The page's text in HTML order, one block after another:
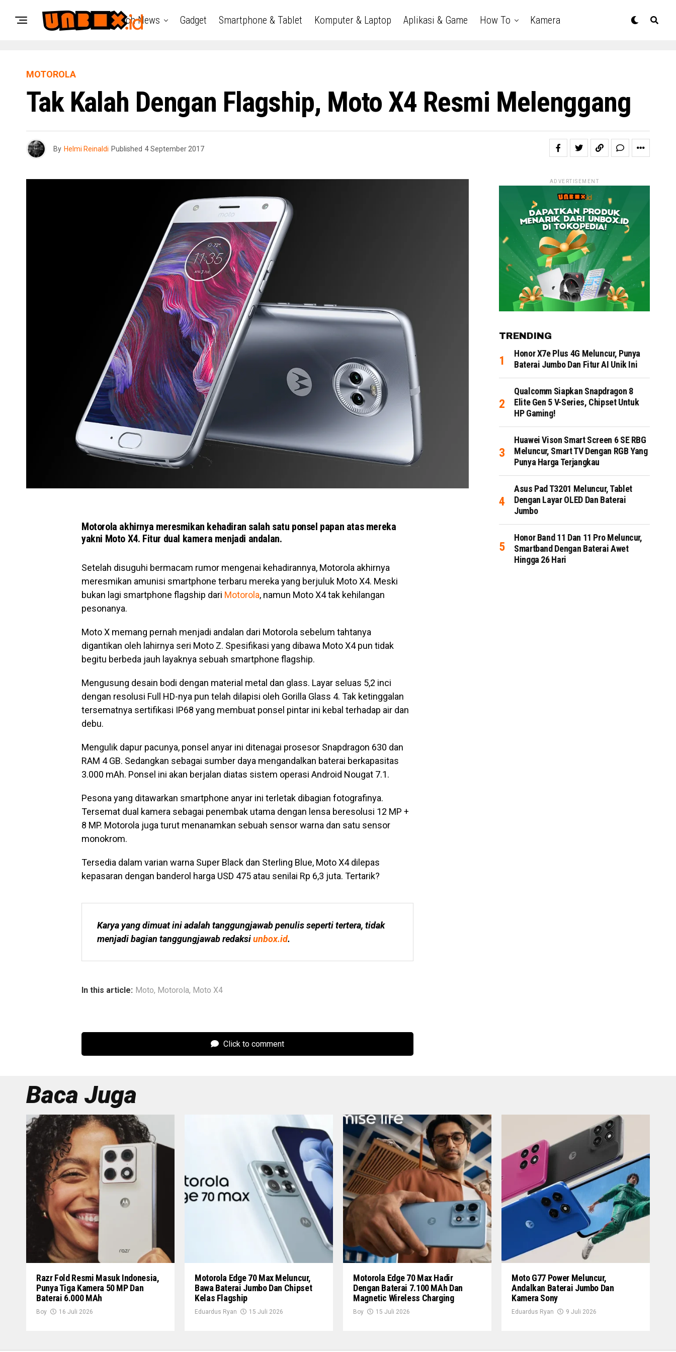
Tech News Gadget Smartphone & Tablet Komputer & Laptop Aplikasi & Game How To Kamera
MOTOROLA
Tak Kalah Dengan Flagship, Moto X4 Resmi Melenggang
By Helmi Reinaldi Published 4 September 2017
Motorola akhirnya meresmikan kehadiran salah satu ponsel papan atas mereka
yakni Moto X4. Fitur dual kamera menjadi andalan.
Setelah disuguhi bermacam rumor mengenai kehadirannya, Motorola akhirnya
meresmikan amunisi smartphone terbaru mereka yang berjuluk Moto X4. Meski
bukan lagi smartphone flagship dari Motorola, namun Moto X4 tak kehilangan
pesonanya.
Moto X memang pernah menjadi andalan dari Motorola sebelum tahtanya
digantikan oleh lahirnya seri Moto Z. Spesifikasi yang dibawa Moto X4 pun tidak
begitu berbeda jauh layaknya sebuah smartphone flagship.
Mengusung desain bodi dengan material metal dan glass. Layar seluas 5,2 inci
dengan resolusi Full HD-nya pun telah dilapisi oleh Gorilla Glass 4. Tak ketinggalan
tersematnya sertifikasi IP68 yang membuat ponsel pintar ini kebal terhadap air dan
debu.
Mengulik dapur pacunya, ponsel anyar ini ditenagai prosesor Snapdragon 630 dan
RAM 4 GB. Sedangkan sebagai sumber daya mengandalkan baterai berkapasitas
3.000 mAh. Ponsel ini akan berjalan diatas sistem operasi Android Nougat 7.1.
Pesona yang ditawarkan smartphone anyar ini terletak dibagian fotografinya.
Tersemat dual kamera sebagai penembak utama dengan lensa beresolusi 12 MP +
8 MP. Motorola juga turut menanamkan sebuah sensor warna dan satu sensor
monokrom.
Tersedia dalam varian warna Super Black dan Sterling Blue, Moto X4 dilepas
kepasaran dengan banderol harga USD 475 atau senilai Rp 6,3 juta. Tertarik?
Karya yang dimuat ini adalah tanggungjawab penulis seperti tertera, tidak
menjadi bagian tanggungjawab redaksi unbox.id.
In this article: Moto, Motorola, Moto X4
Click to comment
ADVERTISEMENT
TRENDING
Honor X7e Plus 4G Meluncur, Punya
Baterai Jumbo Dan Fitur AI Unik Ini
Qualcomm Siapkan Snapdragon 8
Elite Gen 5 V-Series, Chipset Untuk
HP Gaming!
Huawei Vison Smart Screen 6 SE RBG
Meluncur, Smart TV Dengan RGB Yang
Punya Harga Terjangkau
Asus Pad T3201 Meluncur, Tablet
Dengan Layar OLED Dan Baterai
Jumbo
Honor Band 11 Dan 11 Pro Meluncur,
Smartband Dengan Baterai Awet
Hingga 26 Hari
Baca Juga
Razr Fold Resmi Masuk Indonesia,
Punya Tiga Kamera 50 MP Dan
Baterai 6.000 MAh
Boy 16 Juli 2026
Motorola Edge 70 Max Meluncur,
Bawa Baterai Jumbo Dan Chipset
Kelas Flagship
Eduardus Ryan 15 Juli 2026
Motorola Edge 70 Max Hadir
Dengan Baterai 7.100 MAh Dan
Magnetic Wireless Charging
Boy 15 Juli 2026
Moto G77 Power Meluncur,
Andalkan Baterai Jumbo Dan
Kamera Sony
Eduardus Ryan 9 Juli 2026